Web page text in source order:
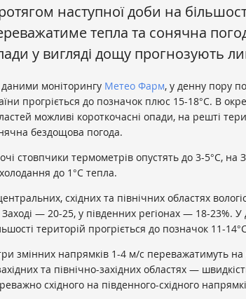
наступної доби на
тепла та сонячна
у вигляді дощу прогнозують
моніторингу Метео Фарм, у денну пору
прогріється до позначок плюс 15-18°С. В
можливі короткочасні опади, на решті
бездощова погода.
стовпчики термометрів опустять до 3-5°С, на
до 1°С тепла.
східних та північних областях
— 20-25, у південних регіонах — 18-23%.
територій прогріється до позначок 11-
змінних напрямків 1-4 м/с переважатимуть на
та північно-західних областях —
східного на південного-східного